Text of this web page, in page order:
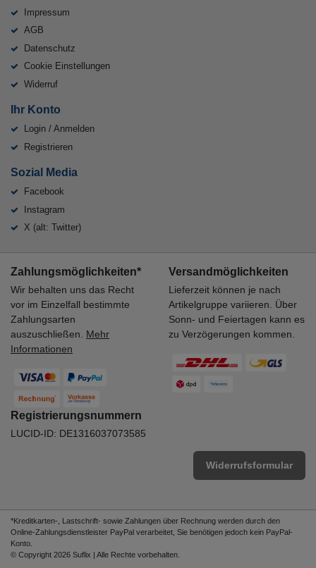
Impressum
AGB
Datenschutz
Cookie Einstellungen
Widerruf
Ihr Konto
Login / Anmelden
Registrieren
Sozial Media
Facebook
Instagram
X (alt: Twitter)
Zahlungsmöglichkeiten*
Wir behalten uns das Recht
vor im Einzelfall bestimmte
Zahlungsarten
auszuschließen. Mehr
Informationen
Versandmöglichkeiten
Lieferzeit können je nach
Artikelgruppe variieren. Über
Sonn- und Feiertagen kann es
zu Verzögerungen kommen.
Registrierungsnummern
LUCID-ID: DE1316037073585
Widerrufsformular
*Kreditkarten-, Lastschrift- sowie Zahlungen über Rechnung werden durch den
Online-Zahlungsdienstleister PayPal verarbeitet, Sie benötigen jedoch kein PayPal-
Konto.
© Copyright 2026 Suflix | Alle Rechte vorbehalten.